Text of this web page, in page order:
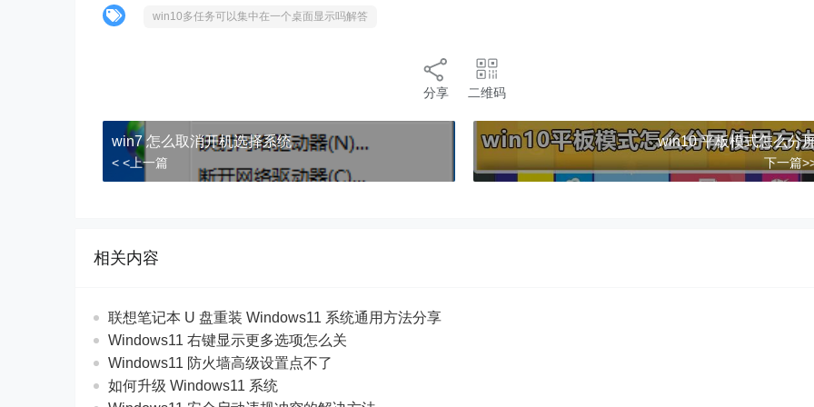
win10多任务可以集中在一个桌面显示吗解答
分享 二维码
win7 怎么取消开机选择系统
< <上一篇
win10 平板模式怎么分
下一篇
相关内容
联想笔记本 U 盘重装 Windows11 系统通用方法分享
Windows11 右键显示更多选项怎么关
Windows11 防火墙高级设置点不了
如何升级 Windows11 系统